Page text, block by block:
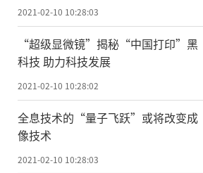
家手中，向国外购买超导材
尔不卖，有的开价高，还只卖
“当时国家的工业基础
也不宽裕，遇到材料‘卡脖
自己做。”李建刚院士说，
他们在建设全超导托卡马克
(EAST)的过程中，发展出60
2021-02-10 10:28:03
“超级显微镜”揭秘“中国打印”黑
科技 助力科技发展
2021-02-10 10:28:02
全息技术的“量子飞跃”或将改变成
像技术
2021-02-10 10:28:03